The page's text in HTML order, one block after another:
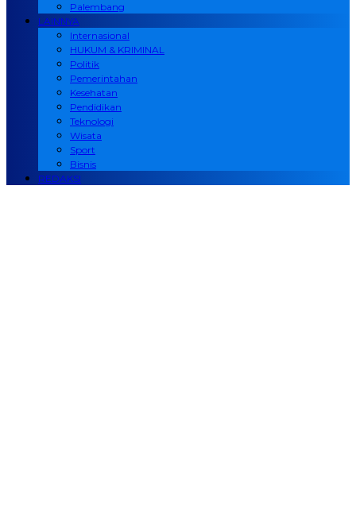
Palembang
LAINNYA
Internasional
HUKUM & KRIMINAL
Politik
Pemerintahan
Kesehatan
Pendidikan
Teknologi
Wisata
Sport
Bisnis
REDAKSI